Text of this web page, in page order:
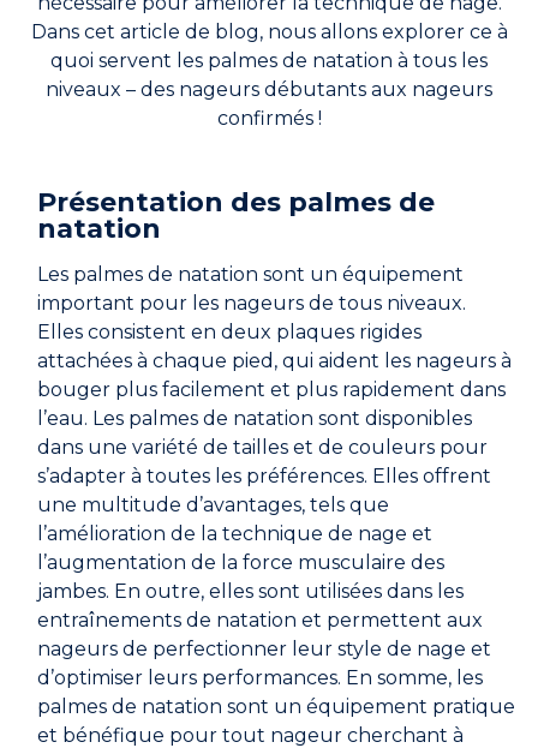
Rejoindre le réseau
Aide
Shop
Dans cet article de blog, nous allons explorer ce à
quoi servent les palmes de natation à tous les
niveaux – des nageurs débutants aux nageurs
confirmés !
Présentation des palmes de
natation
Les palmes de natation sont un équipement
important pour les nageurs de tous niveaux.
Elles consistent en deux plaques rigides
attachées à chaque pied, qui aident les nageurs à
bouger plus facilement et plus rapidement dans
l’eau. Les palmes de natation sont disponibles
dans une variété de tailles et de couleurs pour
s’adapter à toutes les préférences. Elles offrent
une multitude d’avantages, tels que
l’amélioration de la technique de nage et
l’augmentation de la force musculaire des
jambes. En outre, elles sont utilisées dans les
entraînements de natation et permettent aux
nageurs de perfectionner leur style de nage et
d’optimiser leurs performances. En somme, les
palmes de natation sont un équipement pratique
et bénéfique pour tout nageur cherchant à